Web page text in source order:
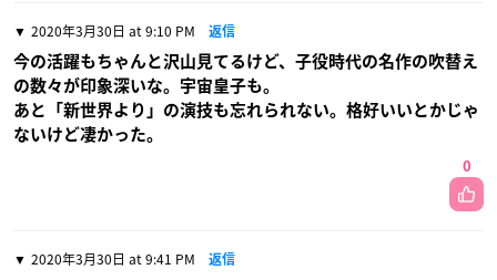
2020年3月30日 at 9:10 PM 返信
今の活躍もちゃんと沢山見てるけど、子役時代の名作の吹替え
の数々が印象深いな。宇宙皇子も。
あと「新世界より」の演技も忘れられない。格好いいとかじゃ
ないけど凄かった。
0
2020年3月30日 at 9:41 PM 返信